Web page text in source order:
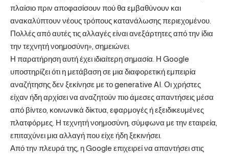
πλαίσιο πριν αποφασίσουν πού θα εμβαθύνουν και
ανακαλύπτουν νέους τρόπους κατανάλωσης περιεχομένου.
Πολλές από αυτές τις αλλαγές είναι ανεξάρτητες από την ίδια
την τεχνητή νοημοσύνη», σημειώνει.
Η παρατήρηση αυτή έχει ιδιαίτερη σημασία. Η Google
υποστηρίζει ότι η μετάβαση σε μια διαφορετική εμπειρία
αναζήτησης δεν ξεκίνησε με το generative AI. Οι χρήστες
είχαν ήδη αρχίσει να αναζητούν πιο άμεσες απαντήσεις μέσα
από βίντεο, κοινωνικά δίκτυα, εφαρμογές ή εξειδικευμένες
πλατφόρμες. Η τεχνητή νοημοσύνη, σύμφωνα με την εταιρεία,
επιταχύνει μια αλλαγή που είχε ήδη ξεκινήσει.
Από την πλευρά της, η Google επιχειρεί να απαντήσει στις